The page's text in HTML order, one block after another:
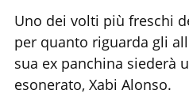
Uno dei volti più freschi
per quanto riguarda gli
sua ex panchina siederà
esonerato, Xabi Alonso.